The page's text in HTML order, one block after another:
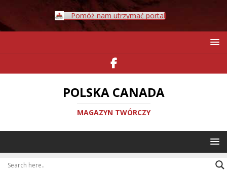
Pomóż nam utrzymać portal
POLSKA CANADA
MAGAZYN TWÓRCZY